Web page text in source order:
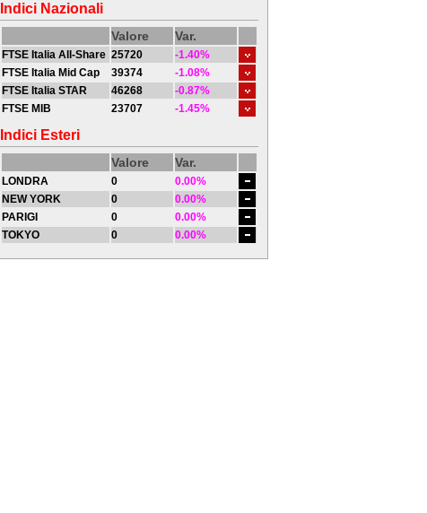
Indici Nazionali
Valore Var.
FTSE Italia All-Share 25720
-1.40%
FTSE Italia Mid Cap
39374
-1.08%
FTSE Italia STAR
46268
-0.87%
FTSE MIB
23707 -1.45%
Indici Esteri
Valore Var.
LONDRA 0
0.00%
NEW YORK
0
0.00%
PARIGI
0
0.00%
TOKYO
0 0.00%